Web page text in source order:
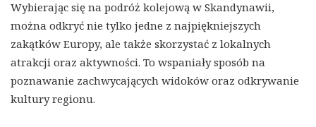
Wybierając się na podróż kolejową w Skandynawii,
można odkryć nie tylko jedne z najpiękniejszych
zakątków Europy, ale także skorzystać z lokalnych
atrakcji oraz aktywności. To wspaniały sposób na
poznawanie zachwycających widoków oraz odkrywanie
kultury regionu.